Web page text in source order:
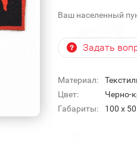
Ваш населенный
Задать
Материал:
Цвет:
Черно-
Габариты:
100 x